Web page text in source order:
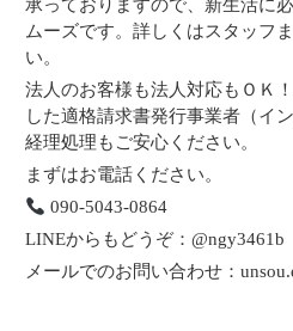
承っておりますので、新生活に
ムーズです。詳しくはスタッフ
い。
法人のお客様も法人対応もＯＫ
した適格請求書発行事業者（イ
経理処理もご安心ください。
まずはお電話ください。
090-5043-0864
LINEからもどうぞ：@ngy3461b
メールでのお問い合わせ：